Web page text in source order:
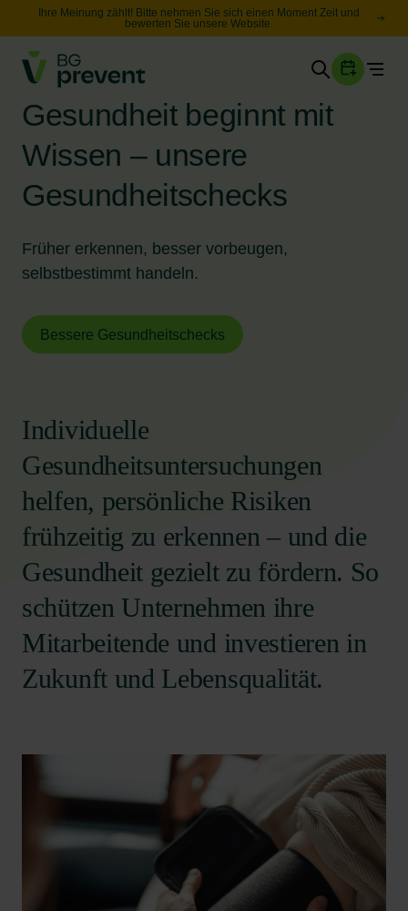
Ihre Meinung zählt! Bitte nehmen Sie sich einen Moment Zeit und
bewerten Sie unsere Website.
Gesundheit
Sicherheit
Karriere
Leichte Sprache
Gesundheit beginnt mit
Wissen – unsere
Gesundheitschecks
Früher erkennen, besser vorbeugen,
selbstbestimmt handeln.
Bessere Gesundheitschecks
Individuelle
Gesundheitsuntersuchungen
helfen, persönliche Risiken
frühzeitig zu erkennen – und die
Gesundheit gezielt zu fördern. So
schützen Unternehmen ihre
Mitarbeitende und investieren in
Zukunft und Lebensqualität.